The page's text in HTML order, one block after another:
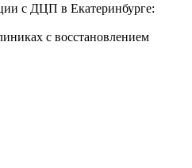
с ДЦП в Екатеринбурге:
с восстановлением